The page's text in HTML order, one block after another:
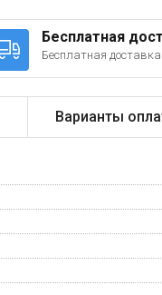
Бесплатная
Бесплатная
Варианты